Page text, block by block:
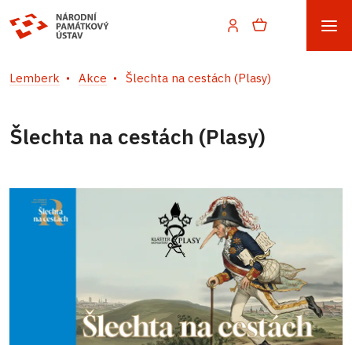
Lemberk Akce Šlechta na cestách (Plasy)
Šlechta na cestách (Plasy)